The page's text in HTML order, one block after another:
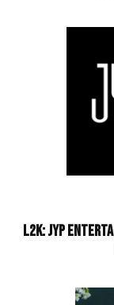
L2K: JYP